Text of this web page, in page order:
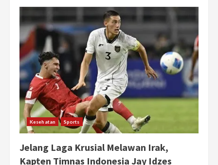
Pasien
Indonesia,
Timberland
Medical
Centre
Hadirkan
Layanan
Medis
Berstandar
Internasional
Kesehatan Sports
Jelang Laga Krusial Melawan Irak,
Kapten Timnas Indonesia Jay Idzes